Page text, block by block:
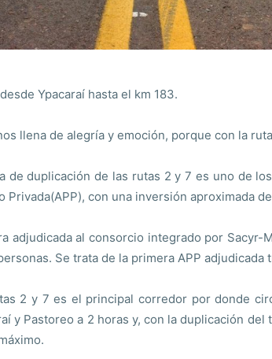
Ypacaraí hasta el km 183.
llena de alegría y emoción, porque con la
de duplicación de las rutas 2 y 7 es uno de
Privada(APP), con una inversión aproximada
adjudicada al consorcio integrado por
Se trata de la primera APP adjudicada
2 y 7 es el principal corredor por donde
y Pastoreo a 2 horas y, con la duplicación